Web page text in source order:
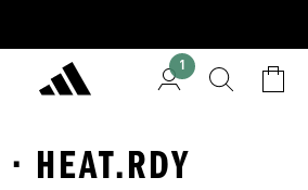
1
HEAT.RDY